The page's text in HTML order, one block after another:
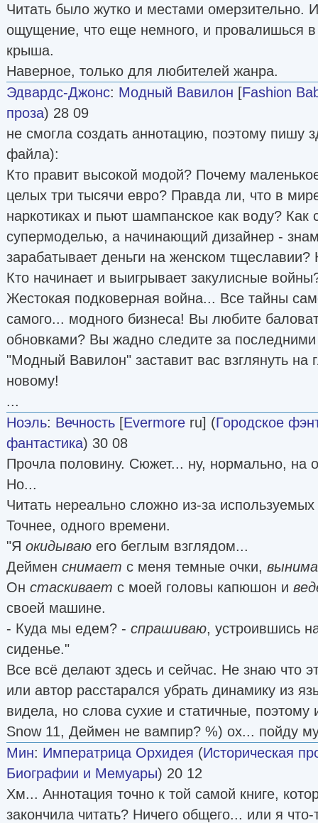
Читать было жутко и местами омерзительно.
ощущение, что еще немного, и провалишься в
крыша.
Наверное, только для любителей жанра.
Эдвардс-Джонс: Модный Вавилон [Fashion
проза) 28 09
не смогла создать аннотацию, поэтому пишу
файла):
Кто правит высокой модой? Почему
целых три тысячи евро? Правда ли, что в
наркотиках и пьют шампанское как воду? Как
супермоделью, а начинающий дизайнер -
зарабатывает деньги на женском тщеславии?
Кто начинает и выигрывает закулисные
Жестокая подковерная война... Все тайны
самого... модного бизнеса! Вы любите
обновками? Вы жадно следите за
"Модный Вавилон" заставит вас взглянуть
новому!
...
Ноэль: Вечность [Evermore ru] (Городское
фантастика) 30 08
Прочла половину. Сюжет... ну, нормально, на
Но...
Читать нереально сложно из-за
Точнее, одного времени.
"Я окидываю его беглым взглядом...
Деймен снимает с меня темные очки,
Он стаскивает с моей головы капюшон и
своей машине.
- Куда мы едем? - спрашиваю, устроившись
сиденье."
Все всё делают здесь и сейчас. Не знаю что
или автор расстарался убрать динамику из
видела, но слова сухие и статичные, поэтому
Snow 11, Деймен не вампир? %) ох... пойду
Мин: Императрица Орхидея (Историческая
Биографии и Мемуары) 20 12
Хм... Аннотация точно к той самой книге,
закончила читать? Ничего общего... или я